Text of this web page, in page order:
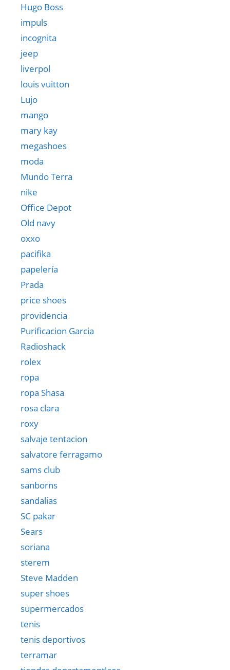
Hugo Boss
impuls
incognita
jeep
liverpol
louis vuitton
Lujo
mango
mary kay
megashoes
moda
Mundo Terra
nike
Office Depot
Old navy
oxxo
pacifika
papelería
Prada
price shoes
providencia
Purificacion Garcia
Radioshack
rolex
ropa
ropa Shasa
rosa clara
roxy
salvaje tentacion
salvatore ferragamo
sams club
sanborns
sandalias
SC pakar
Sears
soriana
sterem
Steve Madden
super shoes
supermercados
tenis
tenis deportivos
terramar